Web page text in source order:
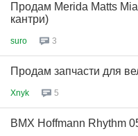
Продам Merida Matts
кантри)
suro 3
Продам запчасти для
Xnyk 5
BMX Hoffmann Rhythm